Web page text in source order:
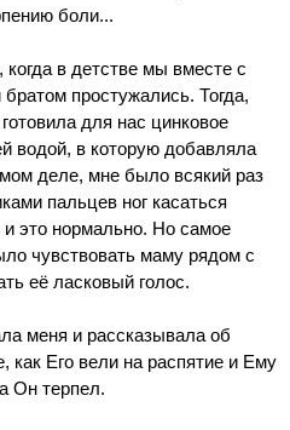
боли...
в детстве мы вместе с
простужались. Тогда,
для нас цинковое
водой, в которую добавляла
деле, мне было всякий раз
пальцев ног касаться
и это нормально. Но самое
чувствовать маму рядом с
её ласковый голос.
меня и рассказывала об
как Его вели на распятие и Ему
Он терпел.